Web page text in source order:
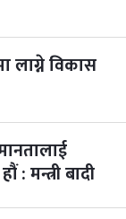
लाग्ने विकास
: मन्त्री बादी